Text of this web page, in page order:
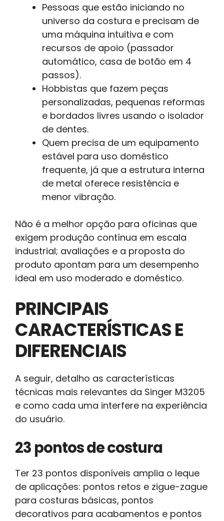
Pessoas que estão iniciando no
universo da costura e precisam de
uma máquina intuitiva e com
recursos de apoio (passador
automático, casa de botão em 4
passos).
Hobbistas que fazem peças
personalizadas, pequenas reformas
e bordados livres usando o isolador
de dentes.
Quem precisa de um equipamento
estável para uso doméstico
frequente, já que a estrutura interna
de metal oferece resistência e
menor vibração.
Não é a melhor opção para oficinas que
exigem produção contínua em escala
industrial; avaliações e a proposta do
produto apontam para um desempenho
ideal em uso moderado e doméstico.
PRINCIPAIS
CARACTERÍSTICAS E
DIFERENCIAIS
A seguir, detalho as características
técnicas mais relevantes da Singer M3205
e como cada uma interfere na experiência
do usuário.
23 pontos de costura
Ter 23 pontos disponíveis amplia o leque
de aplicações: pontos retos e zigue-zague
para costuras básicas, pontos
decorativos para acabamentos e pontos